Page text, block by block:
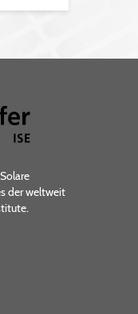
der weltweit